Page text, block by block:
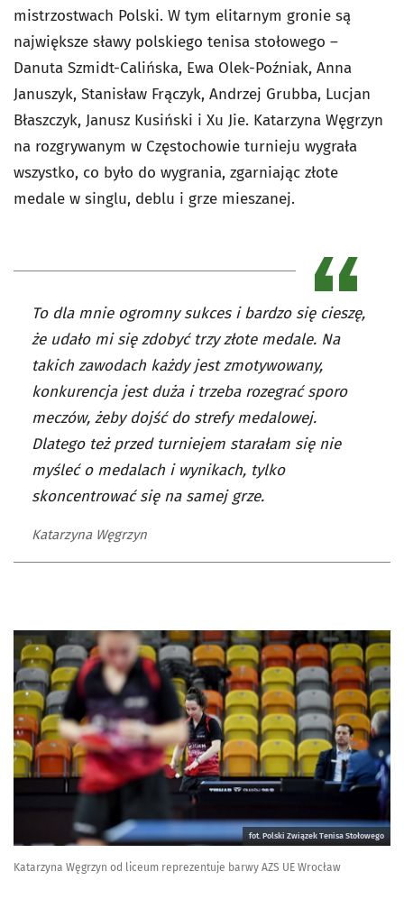
mistrzostwach Polski. W tym elitarnym gronie są
największe sławy polskiego tenisa stołowego –
Danuta Szmidt-Calińska, Ewa Olek-Poźniak, Anna
Januszyk, Stanisław Frączyk, Andrzej Grubba, Lucjan
Błaszczyk, Janusz Kusiński i Xu Jie. Katarzyna Węgrzyn
na rozgrywanym w Częstochowie turnieju wygrała
wszystko, co było do wygrania, zgarniając złote
medale w singlu, deblu i grze mieszanej.
To dla mnie ogromny sukces i bardzo się cieszę,
że udało mi się zdobyć trzy złote medale. Na
takich zawodach każdy jest zmotywowany,
konkurencja jest duża i trzeba rozegrać sporo
meczów, żeby dojść do strefy medalowej.
Dlatego też przed turniejem starałam się nie
myśleć o medalach i wynikach, tylko
skoncentrować się na samej grze.
Katarzyna Węgrzyn
fot. Polski Związek Tenisa Stołowego
Katarzyna Węgrzyn od liceum reprezentuje barwy AZS UE Wrocław